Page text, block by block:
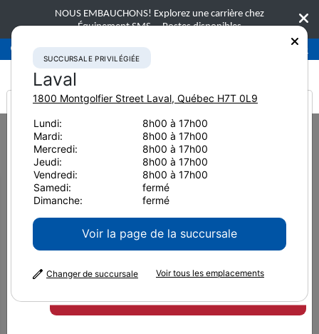
NOUS EMBAUCHONS! Explorez une carrière chez
Équipement SMS. Postes disponibles
Succursale privilégiéeLaval 450-781-9600
Home Nouvelles et ressources Article de presse
Comment intégrer la commande de machines à un parc mixte
Comment intégrer la
commande de machines à un
parc mixte
It looks like you are
from America
SUCCURSALE PRIVILÉGIÉE
Laval
1800 Montgolfier Street Laval, Québec H7T 0L9
Lundi:
8h00 à 17h00
Mardi:
8h00 à 17h00
Mercredi:
8h00 à 17h00
Jeudi:
8h00 à 17h00
Vendredi:
8h00 à 17h00
Samedi:
fermé
Dimanche:
fermé
Voir la page de la succursale
Changer de succursale Voir tous les emplacements